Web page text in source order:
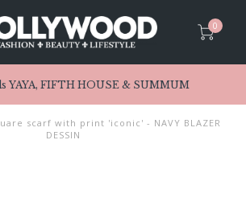
0
YAYA, FIFTH HOUSE & SUMMUM
scarf with print 'iconic' - NAVY BLAZER
DESSIN